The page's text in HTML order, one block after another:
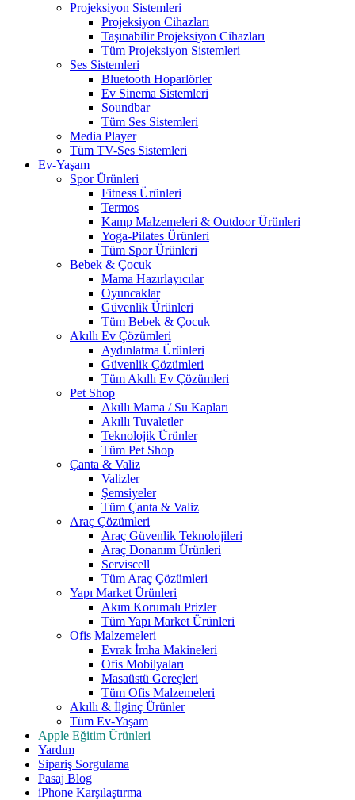
Projeksiyon Sistemleri
Projeksiyon Cihazları
Taşınabilir Projeksiyon Cihazları
Tüm Projeksiyon Sistemleri
Ses Sistemleri
Bluetooth Hoparlörler
Ev Sinema Sistemleri
Soundbar
Tüm Ses Sistemleri
Media Player
Tüm TV-Ses Sistemleri
Ev-Yaşam
Spor Ürünleri
Fitness Ürünleri
Termos
Kamp Malzemeleri & Outdoor Ürünleri
Yoga-Pilates Ürünleri
Tüm Spor Ürünleri
Bebek & Çocuk
Mama Hazırlayıcılar
Oyuncaklar
Güvenlik Ürünleri
Tüm Bebek & Çocuk
Akıllı Ev Çözümleri
Aydınlatma Ürünleri
Güvenlik Çözümleri
Tüm Akıllı Ev Çözümleri
Pet Shop
Akıllı Mama / Su Kapları
Akıllı Tuvaletler
Teknolojik Ürünler
Tüm Pet Shop
Çanta & Valiz
Valizler
Şemsiyeler
Tüm Çanta & Valiz
Araç Çözümleri
Araç Güvenlik Teknolojileri
Araç Donanım Ürünleri
Serviscell
Tüm Araç Çözümleri
Yapı Market Ürünleri
Akım Korumalı Prizler
Tüm Yapı Market Ürünleri
Ofis Malzemeleri
Evrak İmha Makineleri
Ofis Mobilyaları
Masaüstü Gereçleri
Tüm Ofis Malzemeleri
Akıllı & İlginç Ürünler
Tüm Ev-Yaşam
Apple Eğitim Ürünleri
Yardım
Sipariş Sorgulama
Pasaj Blog
iPhone Karşılaştırma